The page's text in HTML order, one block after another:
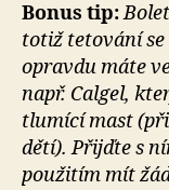
Bonus tip:
totiž tetování
opravdu máte
např. Calgel,
tlumící mast
dětí). Přijďte s
použitím mít